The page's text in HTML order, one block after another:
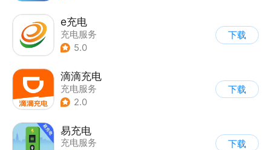
e充电
充电服务
5.0
下载
滴滴充电
充电服务
2.0
下载
易充电
充电服务
下载